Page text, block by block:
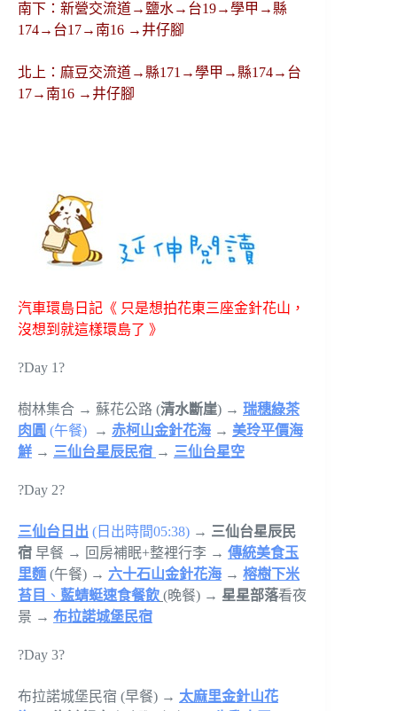
南下：新營交流道→鹽水→台19→學甲→縣
174→台17→南16 →井仔腳
北上：麻豆交流道→縣171→學甲→縣174→台
17→南16 →井仔腳
汽車環島日記《 只是想拍花東三座金針花山，
沒想到就這樣環島了 》
?Day 1?
樹林集合 → 蘇花公路 (清水斷崖) → 瑞穗綠茶
肉圓 (午餐) → 赤柯山金針花海 → 美玲平價海
鮮 → 三仙台星辰民宿 → 三仙台星空
?Day 2?
三仙台日出 (日出時間05:38) → 三仙台星辰民
宿 早餐 → 回房補眠+整裡行李 → 傳統美食玉
里麵 (午餐) → 六十石山金針花海 → 榕樹下米
苔目 、 藍蜻蜓速食餐飲 (晚餐) → 星星部落看夜
景 → 布拉諾城堡民宿
?Day 3?
布拉諾城堡民宿 (早餐) → 太麻里金針山花